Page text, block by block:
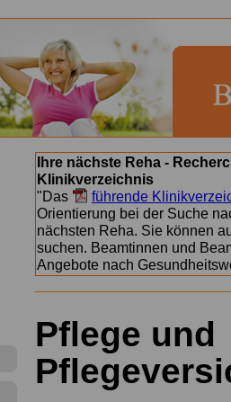
Ihre nächste Reha -
Klinikverzeichnis
"Das
führende
Orientierung bei der Suche
nächsten Reha. Sie können
suchen. Beamtinnen und
Angebote nach
Pflege und